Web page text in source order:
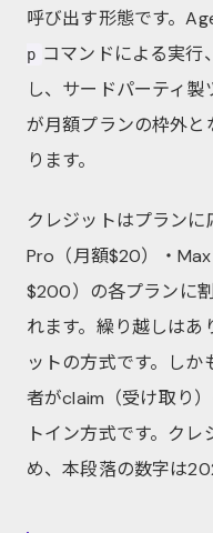
呼び出す形態です。
p コマンドによる実
し、サードパーティ
が月額プランの枠外
ります。
クレジットはプランに
Pro（月額$20）・
$200）の各プランに
れます。繰り越しはあ
ットの方式です。し
者がclaim（受け取り
トイン方式です。ク
め、本段落の数字は